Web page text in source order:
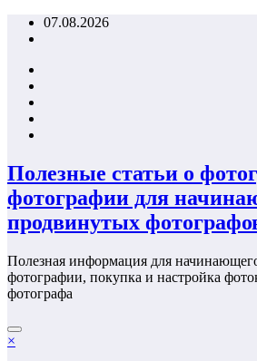
Перейти07.08.2026
Полезные статьи о
фотографии для
продвинутых
Полезная информация для
фотографии, покупка и настройка
фотографа
×